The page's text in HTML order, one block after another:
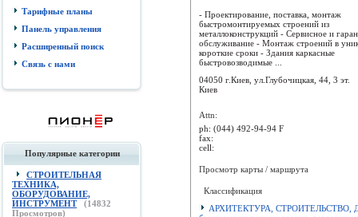
Тарифные планы
Панель управления
Расширенный поиск
Связь с нами
Популярные категории
СТРОИТЕЛЬНАЯ
ТЕХНИКА,
ОБОРУДОВАНИЕ,
ИНСТРУМЕНТ
(14832
Просмотров)
- Проектирование, поставка, монтаж
быстромонтируемых строений из
металлоконструкций - Сервисное и
обслуживание - Монтаж строений в
короткие сроки - Здания каркасные
быстровозводимые ...
04050 г.Киев, ул.Глубочицкая, 44, 3 эт.
Киев
Attn:
ph: (044) 492-94-94 F
fax:
cell:
Просмотр карты / маршрута
Классификация
АРХИТЕКТУРА, СТРОИТЕЛЬСТВО,